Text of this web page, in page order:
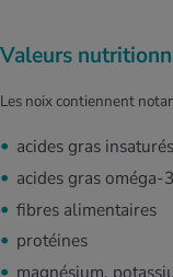
Valeurs
Les noix contiennent
acides gras insaturés
acides gras
fibres alimentaires
protéines